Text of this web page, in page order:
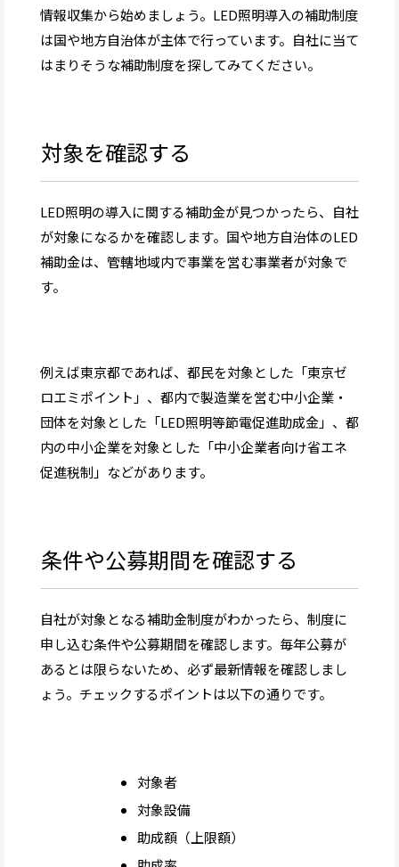
情報収集から始めましょう。LED照明導入の補助制度
は国や地方自治体が主体で行っています。自社に当て
はまりそうな補助制度を探してみてください。
対象を確認する
LED照明の導入に関する補助金が見つかったら、自社
が対象になるかを確認します。国や地方自治体のLED
補助金は、管轄地域内で事業を営む事業者が対象で
す。
例えば東京都であれば、都民を対象とした「東京ゼ
ロエミポイント」、都内で製造業を営む中小企業・
団体を対象とした「LED照明等節電促進助成金」、都
内の中小企業を対象とした「中小企業者向け省エネ
促進税制」などがあります。
条件や公募期間を確認する
自社が対象となる補助金制度がわかったら、制度に
申し込む条件や公募期間を確認します。毎年公募が
あるとは限らないため、必ず最新情報を確認しまし
ょう。チェックするポイントは以下の通りです。
対象者
対象設備
助成額（上限額）